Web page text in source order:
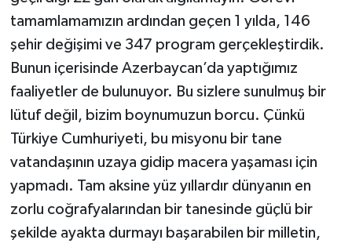
tamamlamamızın ardından geçen 1 yılda, 146
şehir değişimi ve 347 program gerçekleştirdik.
Bunun içerisinde Azerbaycan’da yaptığımız
faaliyetler de bulunuyor. Bu sizlere sunulmuş bir
lütuf değil, bizim boynumuzun borcu. Çünkü
Türkiye Cumhuriyeti, bu misyonu bir tane
vatandaşının uzaya gidip macera yaşaması için
yapmadı. Tam aksine yüz yıllardır dünyanın en
zorlu coğrafyalarından bir tanesinde güçlü bir
şekilde ayakta durmayı başarabilen bir milletin,